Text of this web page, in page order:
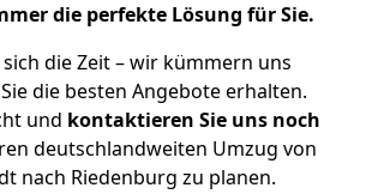
die perfekte Lösung für Sie.
sich die Zeit – wir kümmern uns
die besten Angebote erhalten.
und kontaktieren Sie uns noch
deutschlandweiten Umzug von
nach Riedenburg zu planen.